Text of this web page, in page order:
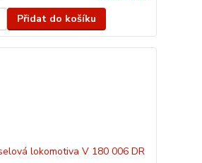
Přidat do košíku